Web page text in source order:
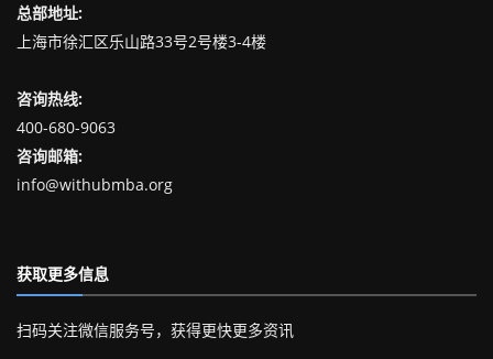
总部地址:
上海市徐汇区乐山路33号2号楼3-4楼
咨询热线:
400-680-9063
咨询邮箱:
info@withubmba.org
获取更多信息
扫码关注微信服务号，获得更快更多资讯